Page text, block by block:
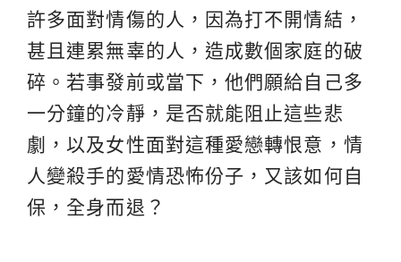
許多面對情傷的人，因為打不開情結，
甚且連累無辜的人，造成數個家庭的破
碎。若事發前或當下，他們願給自己多
一分鐘的冷靜，是否就能阻止這些悲
劇，以及女性面對這種愛戀轉恨意，情
人變殺手的愛情恐怖份子，又該如何自
保，全身而退？